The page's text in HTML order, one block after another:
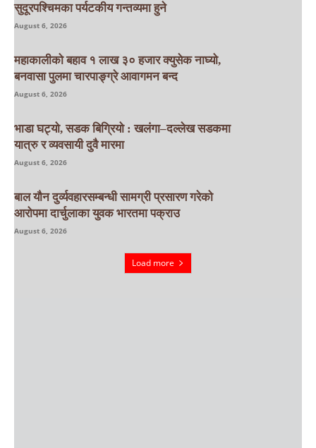
सुदूरपश्चिमका पर्यटकीय गन्तव्यमा हुने
August 6, 2026
महाकालीको बहाव १ लाख ३० हजार क्युसेक नाघ्यो,
बनवासा पुलमा चारपाङ्ग्रे आवागमन बन्द
August 6, 2026
भाडा घट्यो, सडक बिग्रियो : खलंगा–दल्लेख सडकमा
यात्रु र व्यवसायी दुवै मारमा
August 6, 2026
बाल यौन दुर्व्यवहारसम्बन्धी सामग्री प्रसारण गरेको
आरोपमा दार्चुलाका युवक भारतमा पक्राउ
August 6, 2026
Load more